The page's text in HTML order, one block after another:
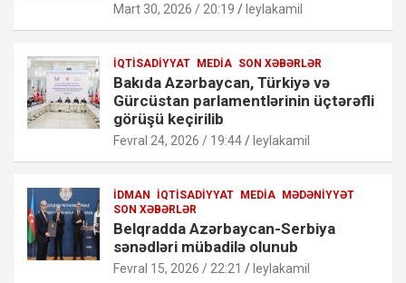
Mart 30, 2026 / 20:19 leylakamil
İQTISADIYYAT MEDIA SON XƏBƏRLƏR
Bakıda Azərbaycan, Türkiyə və
Gürcüstan parlamentlərinin üçtərəfli
görüşü keçirilib
Fevral 24, 2026 / 19:44 leylakamil
İDMAN İQTISADIYYAT MEDIA
MƏDƏNIYYƏT
SON XƏBƏRLƏR
Belqradda Azərbaycan-Serbiya
sənədləri mübadilə olunub
Fevral 15, 2026 / 22:21 leylakamil